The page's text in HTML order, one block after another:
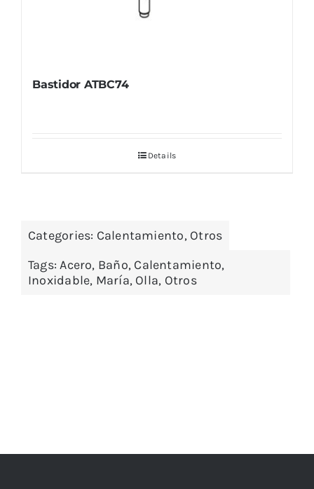
Bastidor ATBC74
Details
Categories: Calentamiento, Otros
Tags:Acero, Baño, Calentamiento,
Inoxidable, María, Olla, Otros